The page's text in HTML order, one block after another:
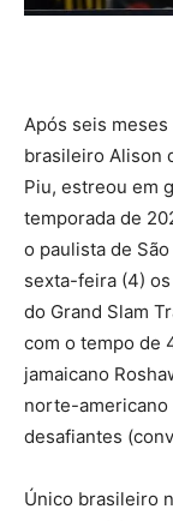
Após seis
brasileiro Alison
Piu, estreou em
temporada de
o paulista de
sexta-feira (4)
do Grand Slam
com o tempo de
jamaicano
norte-americano
desafiantes
Único brasileiro